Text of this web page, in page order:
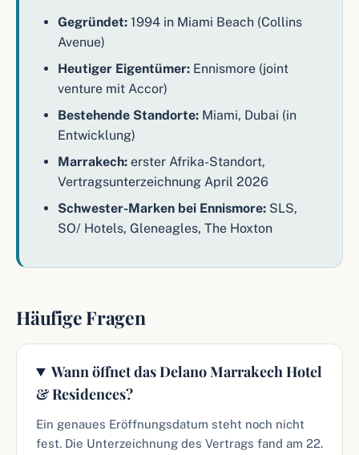
Gegründet: 1994 in Miami Beach (Collins
Avenue)
Heutiger Eigentümer: Ennismore (joint
venture mit Accor)
Bestehende Standorte: Miami, Dubai (in
Entwicklung)
Marrakech: erster Afrika-Standort,
Vertragsunterzeichnung April 2026
Schwester-Marken bei Ennismore: SLS,
SO/ Hotels, Gleneagles, The Hoxton
Häufige Fragen
Wann öffnet das Delano Marrakech Hotel
& Residences?
Ein genaues Eröffnungsdatum steht noch nicht
fest. Die Unterzeichnung des Vertrags fand am 22.